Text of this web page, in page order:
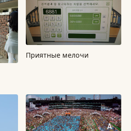
Приятные мелочи